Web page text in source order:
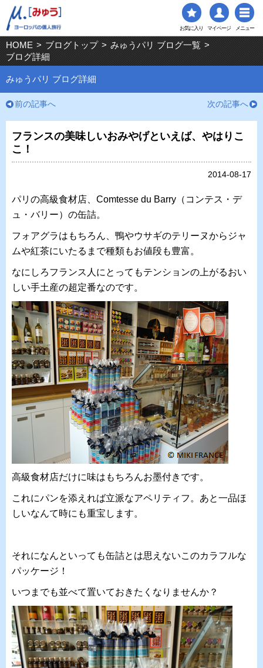
お気に入り マイページ メニュー
HOME > ブログトップ > みゅうパリ ブログ一覧 >
ブログ詳細
みゅうパリ ブログ詳細
前の記事へ 次の記事へ
フランスの美味しいおみやげといえば、やはりこ
こ！
2014-08-17
パリの高級食材店、 Comtesse du Barry（ コンテス・デ
ュ・バリー）の缶詰。
フォアグラはもちろん、鴨やウサギのテリーヌからジャ
ムや紅茶にいたるまで種類もお値段も豊富。
なにしろフランス人にとってもテンションの上がるおい
しい手土産の超定番なのです。
高級食材店だけに味はもちろんお墨付きです。
これにパンを添えれば立派なアペリティフ。あと一品ほ
しいなんて時にも重宝します。
それになんといっても缶詰とは思えないこのカラフルな
パッケージ！
いつまでも並べて置いておきたくなりませんか？